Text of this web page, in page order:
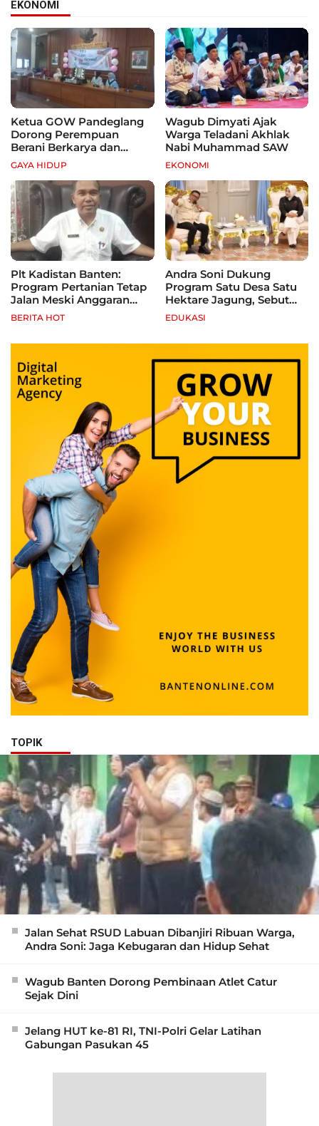
EKONOMI
Ketua GOW Pandeglang
Dorong Perempuan
Berani Berkarya dan
Mandiri
GAYA HIDUP
Wagub Dimyati Ajak
Warga Teladani Akhlak
Nabi Muhammad SAW
EKONOMI
Plt Kadistan Banten:
Program Pertanian Tetap
Jalan Meski Anggaran
Terbatas, Fokus Jagung
hingga Tebu
BERITA HOT
Andra Soni Dukung
Program Satu Desa Satu
Hektare Jagung, Sebut
Banten Punya Peluang
Jadi Sentra Produksi
EDUKASI
TOPIK
Jalan Sehat RSUD Labuan Dibanjiri Ribuan Warga,
Andra Soni: Jaga Kebugaran dan Hidup Sehat
Wagub Banten Dorong Pembinaan Atlet Catur
Sejak Dini
Jelang HUT ke-81 RI, TNI-Polri Gelar Latihan
Gabungan Pasukan 45